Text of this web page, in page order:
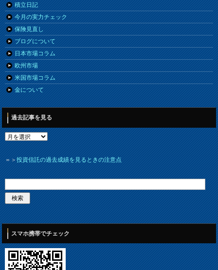
積立日記
今月の実力チェック
保険見直し
ブログについて
日本市場コラム
欧州市場
米国市場コラム
金について
過去記事を見る
＝＞投資信託の過去成績を見るときの注意点
スマホ携帯でチェック